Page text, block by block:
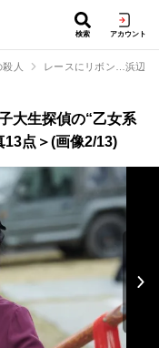
検索 アカウント
人 レースにリボン…浜辺美
大生探偵の“乙女系
13点＞(画像2/13)